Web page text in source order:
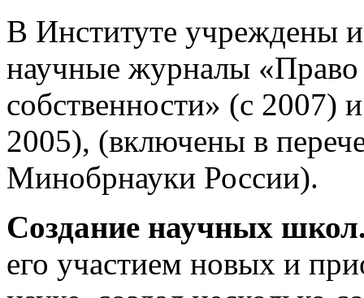
В Институте учреждены
научные журналы «Право
собственности» (с 2007)
2005), (включены в
Минобрнауки России).
Создание научных
его участием новых и